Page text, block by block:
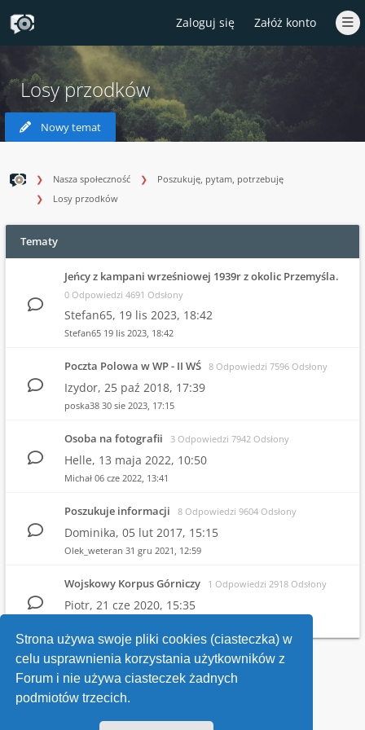
Strona używa swoje pliki cookies (ciasteczka) w
celu usprawnienia korzystania użytkowników z
Forum i nie używa ciasteczek żadnych
podmiotów trzecich.
Zaloguj się Załóż konto
Losy przodków
Nowy temat
Nasza społeczność
Poszukuję, pytam, potrzebuję
Losy przodków
Tematy
Jeńcy z kampani wrześniowej 1939r z okolic Przemyśla.
0 Odpowiedzi 4691 Odsłony
Stefan65, 19 lis 2023, 18:42
Stefan65 19 lis 2023, 18:42
Poczta Polowa w WP - II WŚ 8 Odpowiedzi 7596 Odsłony
Izydor, 25 paź 2018, 17:39
poska38 30 sie 2023, 17:15
Osoba na fotografii 3 Odpowiedzi 7942 Odsłony
Helle, 13 maja 2022, 10:50
Michał 06 cze 2022, 13:41
Poszukuje informacji 8 Odpowiedzi 9604 Odsłony
Dominika, 05 lut 2017, 15:15
Olek_weteran 31 gru 2021, 12:59
Wojskowy Korpus Górniczy 1 Odpowiedzi 2918 Odsłony
Piotr, 21 cze 2020, 15:35
Wróć do wykazu forów